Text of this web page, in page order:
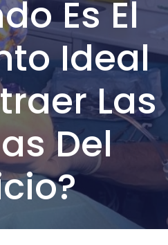
Es El
Ideal
Las
Del